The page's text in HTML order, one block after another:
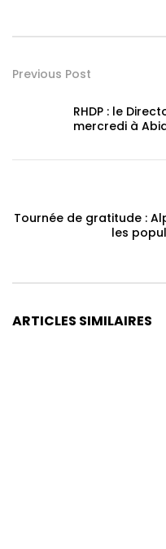
Previous Post
RHDP : le
mercredi à
Tournée de gratitude :
les
ARTICLES SIMILAIRES